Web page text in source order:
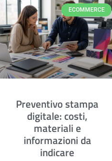
ECOMMERCE
Preventivo stampa
digitale: costi,
materiali e
informazioni da
indicare